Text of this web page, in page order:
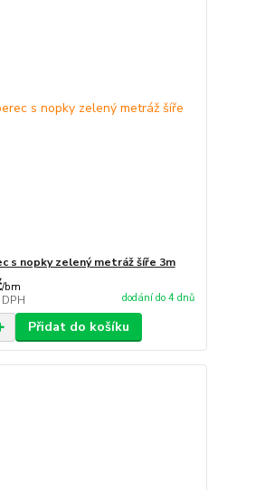
s nopky zelený metráž šíře 3m
/bm
dodání do 4 dnů
Přidat do košíku